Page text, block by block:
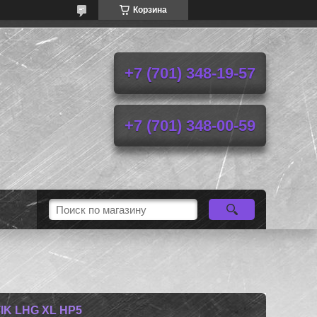
Корзина
+7 (701) 348-19-57
+7 (701) 348-00-59
LHG XL HP5